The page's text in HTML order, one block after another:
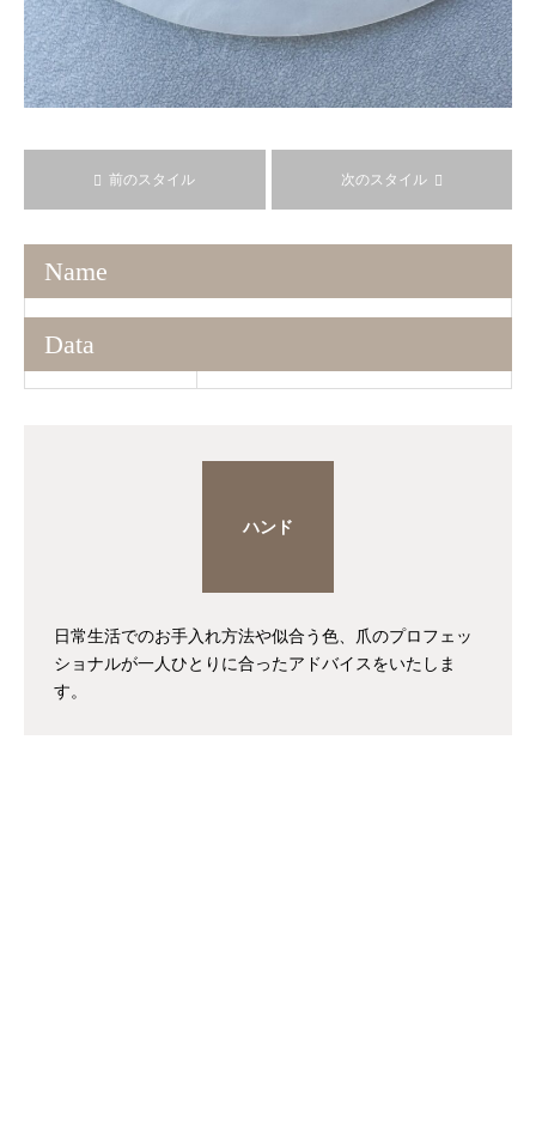
前のスタイル 次のスタイル
Name
Data
ハンド
日常生活でのお手入れ方法や似合う色、爪のプロフェッ
ショナルが一人ひとりに合ったアドバイスをいたしま
す。